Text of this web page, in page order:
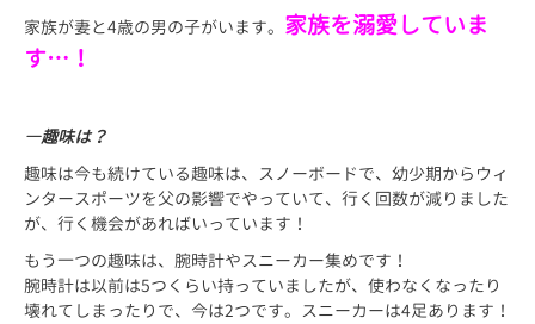
家族が妻と4歳の男の子がいます。 家族を溺愛していま
す…！
―趣味は？
趣味は今も続けている趣味は、スノーボードで、幼少期からウィ
ンタースポーツを父の影響でやっていて、行く回数が減りました
が、行く機会があればいっています！
もう一つの趣味は、腕時計やスニーカー集めです！
腕時計は以前は5つくらい持っていましたが、使わなくなったり
壊れてしまったりで、今は2つです。スニーカーは4足あります！